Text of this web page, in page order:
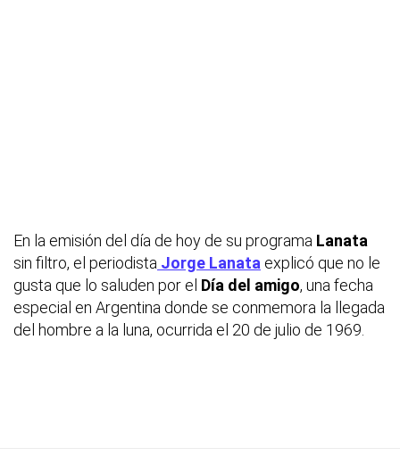
En la emisión del día de hoy de su programa Lanata
sin filtro, el periodista Jorge Lanata explicó que no le
gusta que lo saluden por el Día del amigo, una fecha
especial en Argentina donde se conmemora la llegada
del hombre a la luna, ocurrida el 20 de julio de 1969.